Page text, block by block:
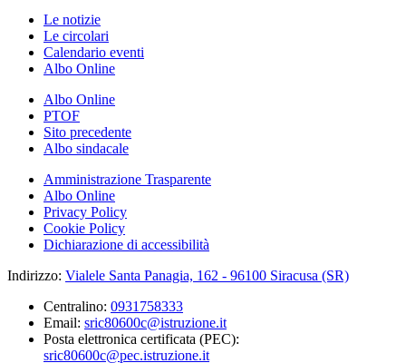
Le notizie
Le circolari
Calendario eventi
Albo Online
Albo Online
PTOF
Sito precedente
Albo sindacale
Amministrazione Trasparente
Albo Online
Privacy Policy
Cookie Policy
Dichiarazione di accessibilità
Indirizzo: Vialele Santa Panagia, 162 - 96100 Siracusa (SR)
Centralino: 0931758333
Email: sric80600c@istruzione.it
Posta elettronica certificata (PEC):
sric80600c@pec.istruzione.it